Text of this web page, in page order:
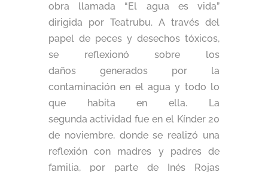
obra llamada “El agua es vida”
dirigida por Teatrubu. A través del
papel de peces y desechos tóxicos,
se reflexionó sobre los
daños generados por la
contaminación en el agua y todo lo
que habita en ella. La
segunda actividad fue en el Kínder 20
de noviembre, donde se realizó una
reflexión con madres y padres de
familia, por parte de Inés Rojas